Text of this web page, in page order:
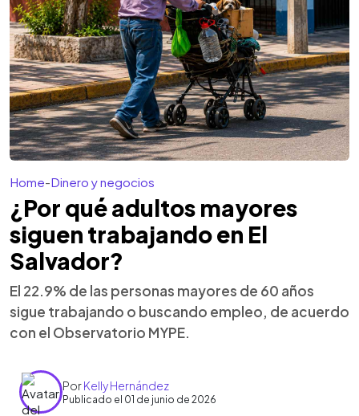
Home-Dinero y negocios
¿Por qué adultos mayores
siguen trabajando en El
Salvador?
El 22.9% de las personas mayores de 60 años
sigue trabajando o buscando empleo, de acuerdo
con el Observatorio MYPE.
PorKelly Hernández
Publicado el 01 de junio de 2026